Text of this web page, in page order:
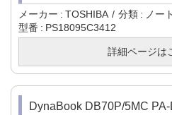
メーカー TOSHIBA 分類
ノー
型番
PS18095C3412
詳細ページは
DynaBook DB70P/5MC